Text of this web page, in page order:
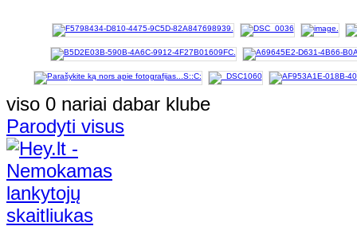
viso 0 nariai dabar klube
Parodyti visus